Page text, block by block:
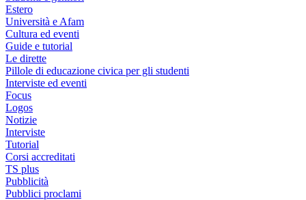
Estero
Università e Afam
Cultura ed eventi
Guide e tutorial
Le dirette
Pillole di educazione civica per gli studenti
Interviste ed eventi
Focus
Logos
Notizie
Interviste
Tutorial
Corsi accreditati
TS plus
Pubblicità
Pubblici proclami